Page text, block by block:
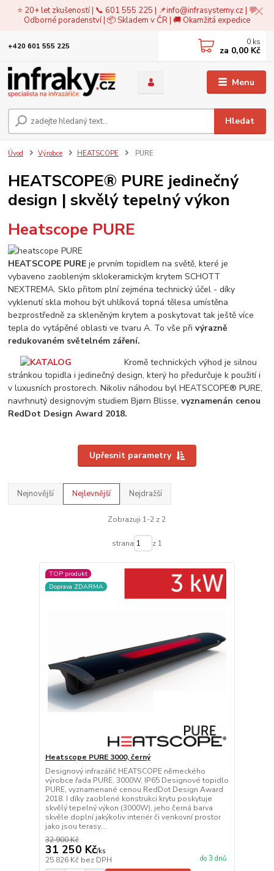
⭐ 20+ let zkušeností | 📞 601 555 225 | 📌info@infrasystemy.cz| 💬
Odborné poradenství | 📦 Skladem v ČR | 🚚 Okamžitá expedice
Menu
Hledat
+420 601 555 225 0 ks
za 0,00 Kč
Úvod Výrobce HEATSCOPE PURE
HEATSCOPE® PURE jedinečný
design | skvělý tepelný výkon
Heatscope PURE
HEATSCOPE PURE je prvním topidlem na světě, které je
vybaveno zaobleným sklokeramickým krytem SCHOTT
NEXTREMA. Sklo přitom plní zejména technický účel - díky
vyklenutí skla mohou být uhlíková topná tělesa umístěna
bezprostředně za skleněným krytem a poskytovat tak ještě více
tepla do vytápěné oblasti ve tvaru A. To vše přivýrazně
redukovaném světelném záření.
Kromě technických výhod je silnou
stránkou topidla i jedinečný design, který ho předurčuje k použití i
v luxusních prostorech. Nikoliv náhodou byl HEATSCOPE® PURE,
navrhnutý designovým studiem Bjørn Blisse,vyznamenán cenou
RedDot Design Award 2018.
Upřesnit parametry
Nejnovější Nejlevnější Nejdražší
Zobrazuji 1-2 z 2
strana z 1
TOP produkt
Doprava ZDARMA
Heatscope PURE 3000, černý
Designový infrazářič HEATSCOPE německého
výrobce řada PURE, 3000W, IP65 Designové topidlo
PURE, vyznamenané cenou RedDot Design Award
2018. I díky zaoblené konstrukci krytu poskytuje
skvělý tepelný výkon (3000W), jeho černá barva
skvěle doplní jakýkoliv interiér či venkovní prostor
jako jsou terasy,...
32 900 Kč
31 250 Kč/ks
25 826 Kč bez DPH do 3 dnů